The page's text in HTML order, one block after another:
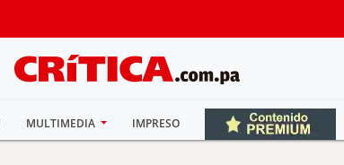
MULTIMEDIA IMPRESO